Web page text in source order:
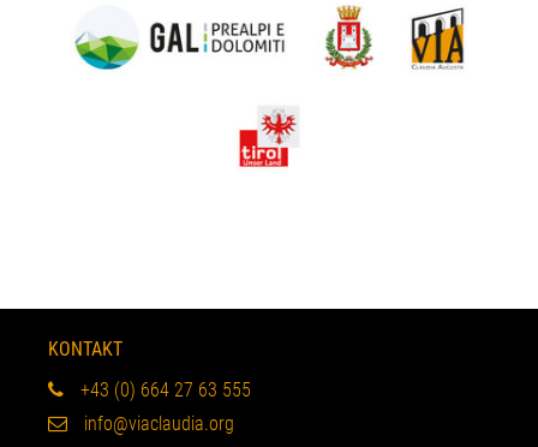
KONTAKT
+43 (0) 664 27 63 555
info@viaclaudia.org